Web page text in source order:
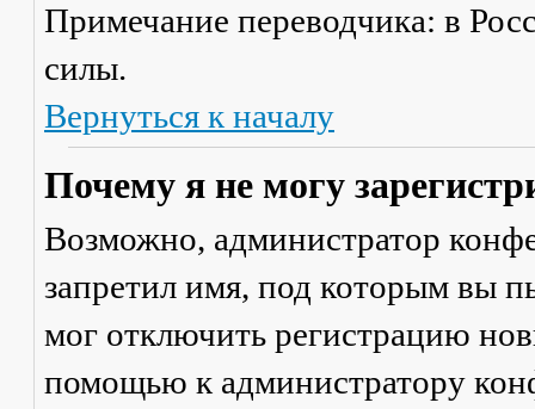
Примечание переводчика: в
силы.
Вернуться к началу
Почему я не могу
Возможно, администратор
запретил имя, под которым вы
мог отключить регистрацию
помощью к администратору